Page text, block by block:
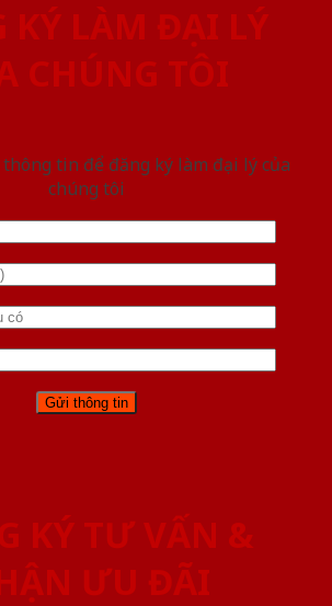
KÝ LÀM ĐẠI LÝ
CHÚNG TÔI
tin để đăng ký làm đại lý của
chúng tôi
KÝ TƯ VẤN &
ƯU ĐÃI